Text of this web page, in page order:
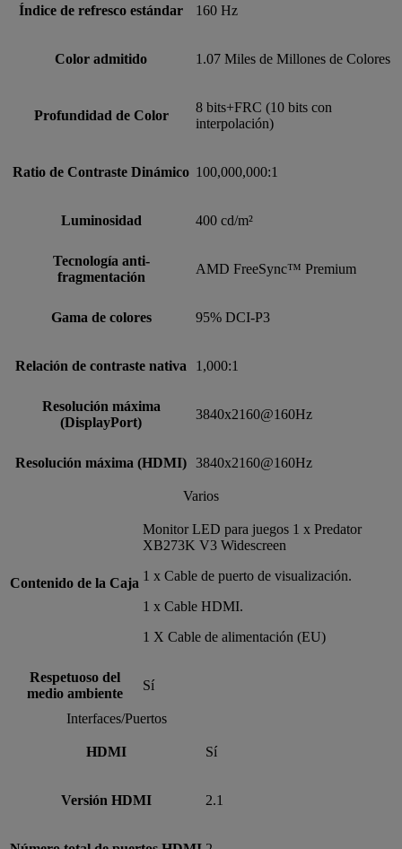
Índice de refresco estándar 160 Hz
Color admitido 1.07 Miles de Millones de Colores
Profundidad de Color
8 bits+FRC (10 bits con
interpolación)
Ratio de Contraste Dinámico 100,000,000:1
Luminosidad 400 cd/m²
Tecnología anti-
fragmentación
AMD FreeSync™ Premium
Gama de colores 95% DCI-P3
Relación de contraste nativa 1,000:1
Resolución máxima
(DisplayPort)
3840x2160@160Hz
Resolución máxima (HDMI) 3840x2160@160Hz
Varios
Contenido de la Caja
Monitor LED para juegos 1 x Predator
XB273K V3 Widescreen
1 x Cable de puerto de visualización.
1 x Cable HDMI.
1 X Cable de alimentación (EU)
Respetuoso del
medio ambiente
Sí
Interfaces/Puertos
HDMI Sí
Versión HDMI 2.1